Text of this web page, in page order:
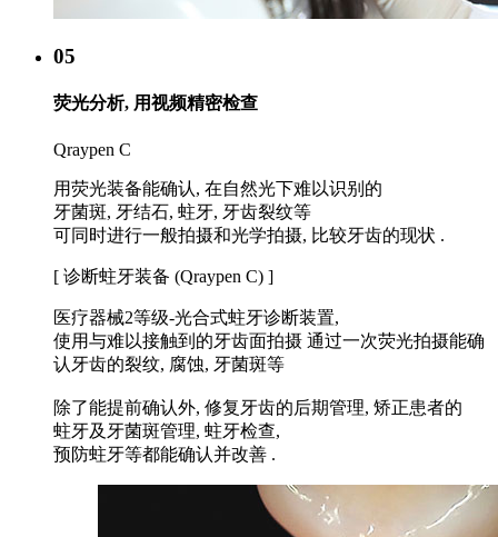
05
荧光分析, 用视频精密检查
Qraypen C
用荧光装备能确认, 在自然光下难以识别的
牙菌斑, 牙结石, 蛀牙, 牙齿裂纹等
可同时进行一般拍摄和光学拍摄, 比较牙齿的现状 .
[ 诊断蛀牙装备 (Qraypen C) ]
医疗器械2等级-光合式蛀牙诊断装置,
使用与难以接触到的牙齿面拍摄 通过一次荧光拍摄能确
认牙齿的裂纹, 腐蚀, 牙菌斑等
除了能提前确认外, 修复牙齿的后期管理, 矫正患者的
蛀牙及牙菌斑管理, 蛀牙检查,
预防蛀牙等都能确认并改善 .